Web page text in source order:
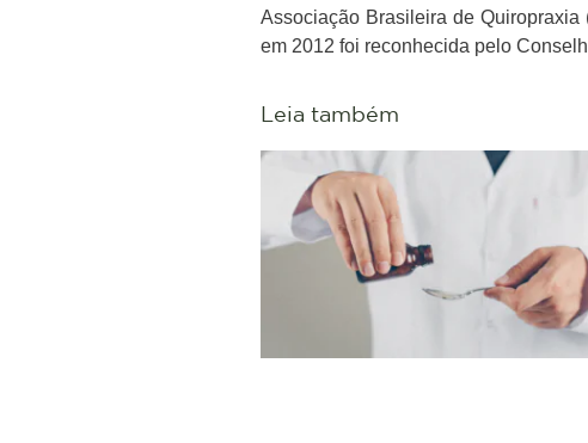
Associação Brasileira de Quiropraxia
em 2012 foi reconhecida pelo
Leia também